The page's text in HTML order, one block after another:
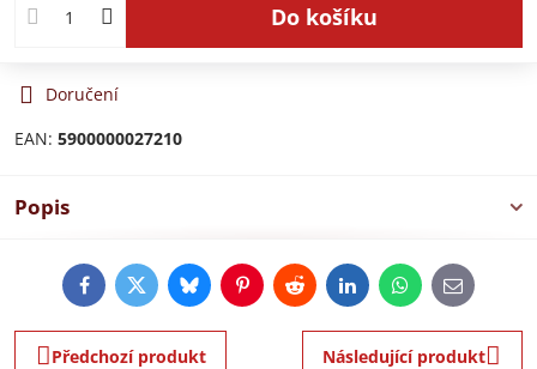
Do košíku
Doručení
EAN: 5900000027210
Popis
FacebookTwitterBlueskyPinterestRedditLinkedInWhatsApp
E-
mail
Předchozí produkt Následující produkt